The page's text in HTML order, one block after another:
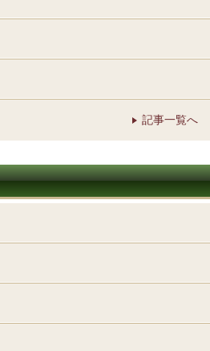
記事一覧へ